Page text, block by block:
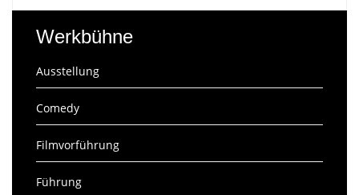
Werkbühne
Ausstellung
Comedy
Filmvorführung
Führung